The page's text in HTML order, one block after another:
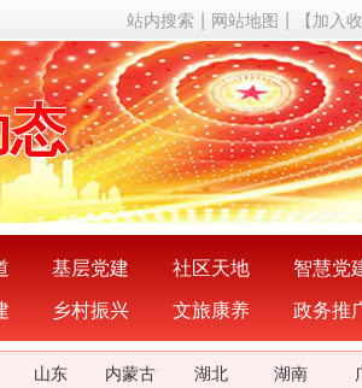
站内搜索 网站地图 【加入
基层党建 社区天地
智慧党
乡村振兴 文旅康养 政务推
山东 内蒙古 湖北 湖南